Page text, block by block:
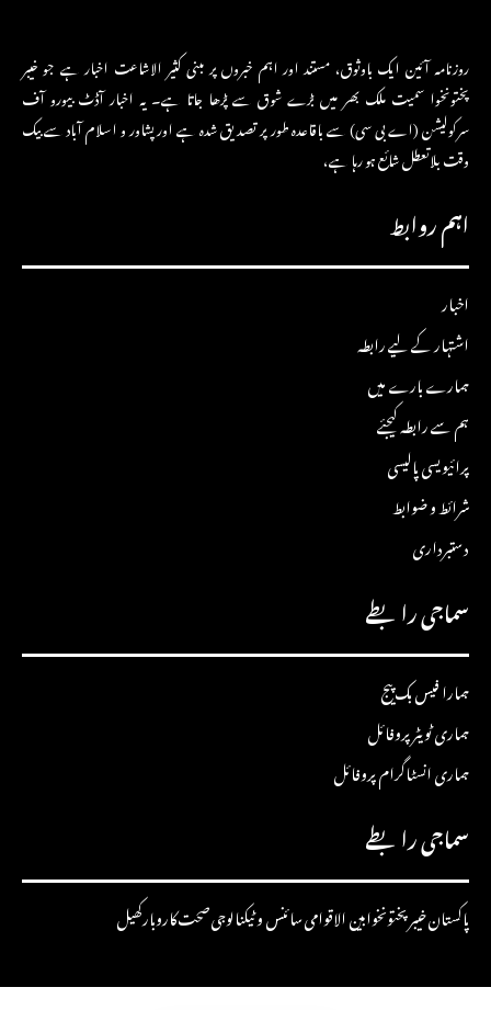
روزنامہ آئین ایک باوثوق، مستند اور اہم خبروں پر مبنی کثیر الاشاعت اخبار ہے جو خیبر
پختونخوا سمیت ملک بھر میں بڑے شوق سے پڑھا جاتا ہے۔ یہ اخبار آڈٹ بیورو آف
سرکولیشن (اے بی سی) سے باقاعدہ طور پر تصدیق شدہ ہے اور پشاور و اسلام آباد سے بیک
وقت بلاتعطل شائع ہو رہا ہے،
اہم روابط
اخبار
اشتہار کے لیے رابطہ
ہمارے بارے میں
ہم سے رابطہ کیجئے
پرائیویسی پالیسی
شرائط و ضوابط
دستبرداری
سماجی رابطے
ہمارا فیس بک پیج
ہماری ٹویٹر پروفائل
ہماری انسٹاگرام پروفائل
سماجی رابطے
پاکستانخیبرپختونخوابین الاقوامیسائنس و ٹیکنالوجیصحتکاروبارکھیل